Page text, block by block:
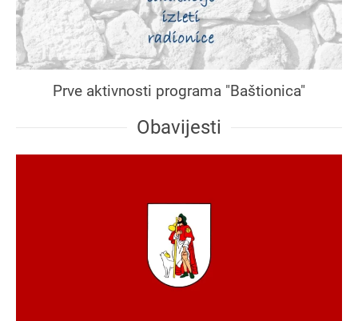
Prve aktivnosti programa "Baštionica"
Obavijesti